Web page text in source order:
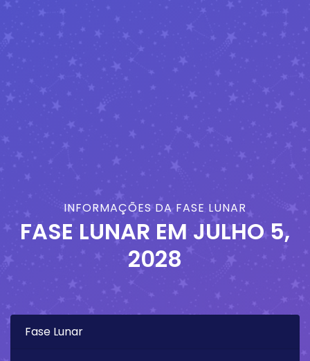
INFORMAÇÕES DA FASE LUNAR
FASE LUNAR EM JULHO 5,
2028
Fase Lunar